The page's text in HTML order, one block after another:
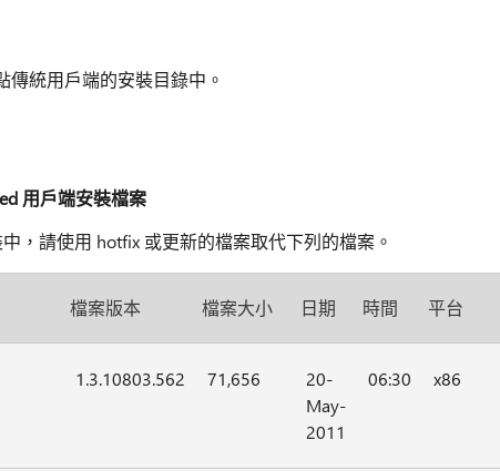
統用戶端的安裝目錄中。
用戶端安裝檔案
，請使用 hotfix 或更新的檔案取代下列的檔案。
檔案版本 檔案大小 日期 時間 平台
1.3.10803.562 71,656
20-
May-
2011
06:30 x86